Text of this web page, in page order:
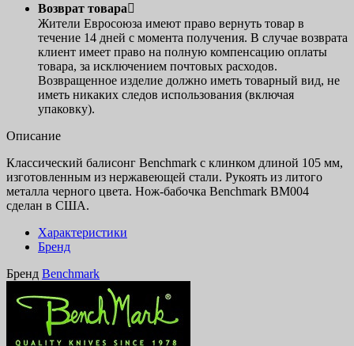
Возврат товара
Жители Евросоюза имеют право вернуть товар в
течение 14 дней с момента получения. В случае возврата
клиент имеет право на полную компенсацию оплаты
товара, за исключением почтовых расходов.
Возвращенное изделие должно иметь товарный вид, не
иметь никаких следов использования (включая
упаковку).
Описание
Классический балисонг Benchmark с клинком длиной 105 мм,
изготовленным из нержавеющей стали. Рукоять из литого
металла черного цвета. Нож-бабочка Benchmark BM004
сделан в США.
Характеристики
Бренд
Бренд Benchmark